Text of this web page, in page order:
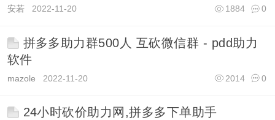
安若2022-11-20 0
1884
拼多多助力群500人 互砍微信群 - pdd助力
软件
mazole 2022-11-20 0
2014
24小时砍价助力网,拼多多下单助手